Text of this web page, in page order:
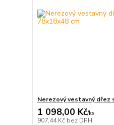
Nerezový vestavný dřez
1 098,00 Kč/ks
907,44 Kč bez DPH